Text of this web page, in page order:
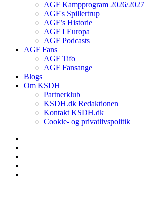
AGF Kampprogram 2026/2027
AGF's Spillertrup
AGF’s Historie
AGF I Europa
AGF Podcasts
AGF Fans
AGF Tifo
AGF Fansange
Blogs
Om KSDH
Partnerklub
KSDH.dk Redaktionen
Kontakt KSDH.dk
Cookie- og privatlivspolitik